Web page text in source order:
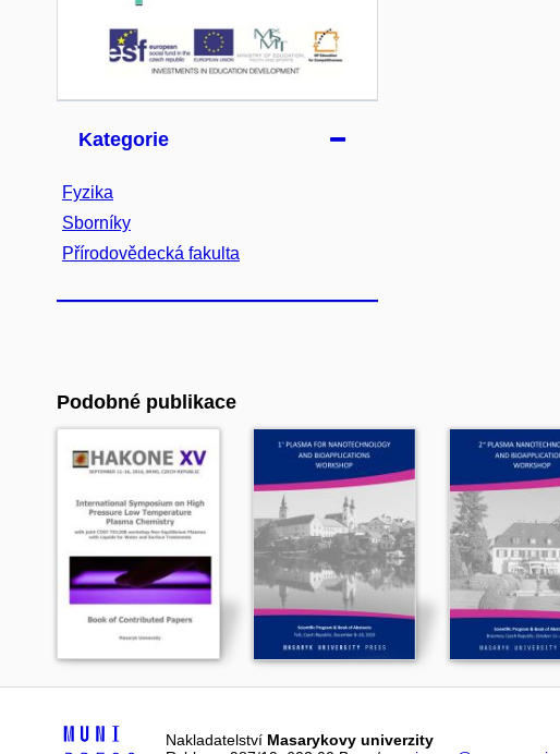
Kategorie
Fyzika
Sborníky
Přírodovědecká fakulta
Podobné publikace
Nakladatelství Masarykovy univerzity